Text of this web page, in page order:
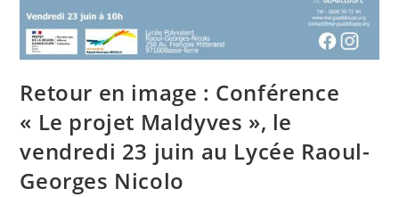
Retour en image : Conférence
« Le projet Maldyves », le
vendredi 23 juin au Lycée Raoul-
Georges Nicolo